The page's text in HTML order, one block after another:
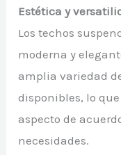
Estética y
Los techos
moderna y
amplia variedad
disponibles, lo
aspecto de
necesidades.